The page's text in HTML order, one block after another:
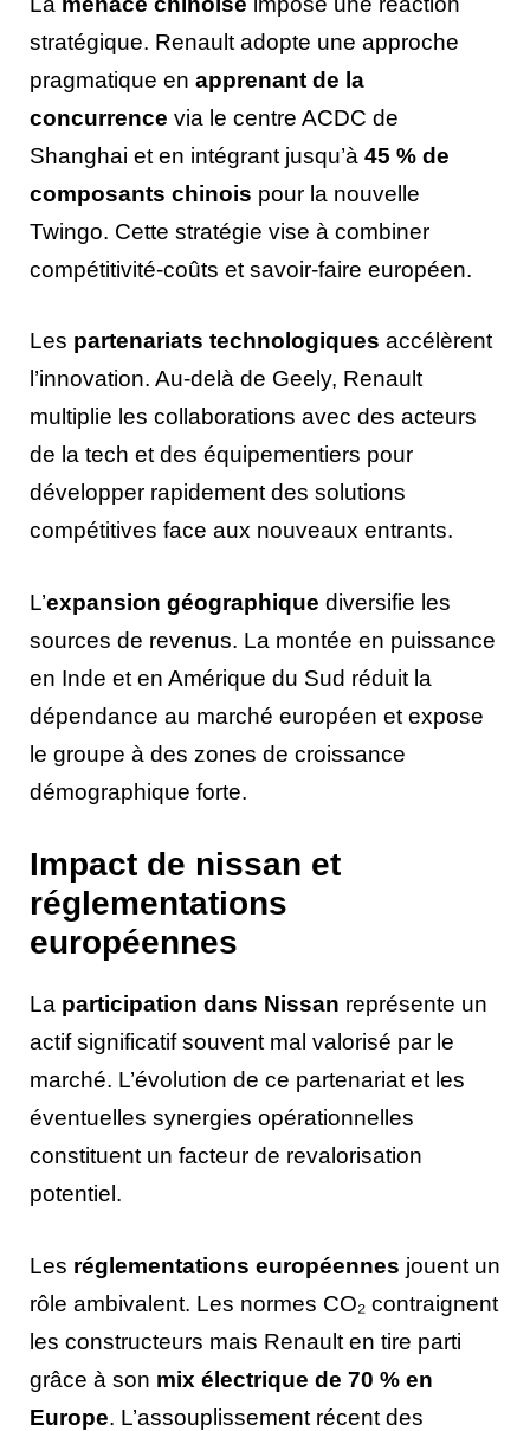
stratégique. Renault adopte une approche
pragmatique en apprenant de la
concurrence via le centre ACDC de
Shanghai et en intégrant jusqu’à 45 % de
composants chinois pour la nouvelle
Twingo. Cette stratégie vise à combiner
compétitivité-coûts et savoir-faire européen.
Les partenariats technologiques accélèrent
l’innovation. Au-delà de Geely, Renault
multiplie les collaborations avec des acteurs
de la tech et des équipementiers pour
développer rapidement des solutions
compétitives face aux nouveaux entrants.
L’expansion géographique diversifie les
sources de revenus. La montée en puissance
en Inde et en Amérique du Sud réduit la
dépendance au marché européen et expose
le groupe à des zones de croissance
démographique forte.
Impact de nissan et
réglementations
européennes
La participation dans Nissan représente un
actif significatif souvent mal valorisé par le
marché. L’évolution de ce partenariat et les
éventuelles synergies opérationnelles
constituent un facteur de revalorisation
potentiel.
Les réglementations européennes jouent un
rôle ambivalent. Les normes CO₂ contraignent
les constructeurs mais Renault en tire parti
grâce à son mix électrique de 70 % en
Europe. L’assouplissement récent des